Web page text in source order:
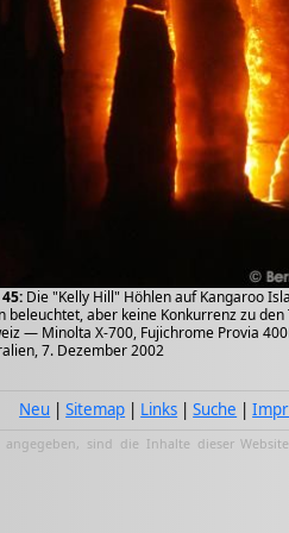
Die "Kelly Hill" Höhlen auf Kangaroo
beleuchtet, aber keine Konkurrenz zu
— Minolta X-700, Fujichrome Provia
7. Dezember 2002
Neu |Sitemap | Links |Suche |
angegeben, sind die Inhalte dieser